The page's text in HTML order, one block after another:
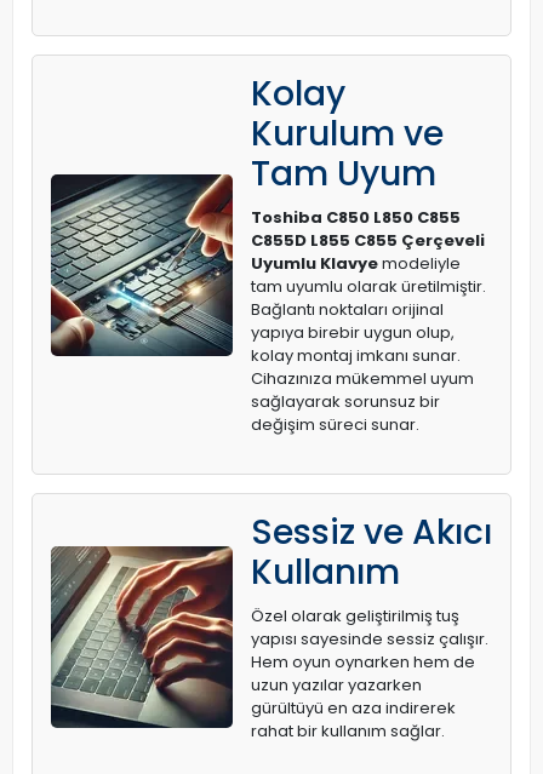
Kolay
Kurulum ve
Tam Uyum
Toshiba C850 L850 C855
C855D L855 C855 Çerçeveli
Uyumlu Klavyemodeliyle
tam uyumlu olarak üretilmiştir.
Bağlantı noktaları orijinal
yapıya birebir uygun olup,
kolay montaj imkanı sunar.
Cihazınıza mükemmel uyum
sağlayarak sorunsuz bir
değişim süreci sunar.
Sessiz ve Akıcı
Kullanım
Özel olarak geliştirilmiş tuş
yapısı sayesinde sessiz çalışır.
Hem oyun oynarken hem de
uzun yazılar yazarken
gürültüyü en aza indirerek
rahat bir kullanım sağlar.